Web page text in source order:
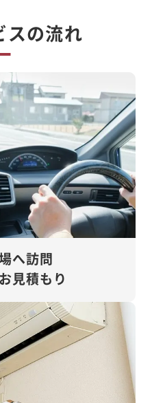
スの流れ
へ訪問
見積もり